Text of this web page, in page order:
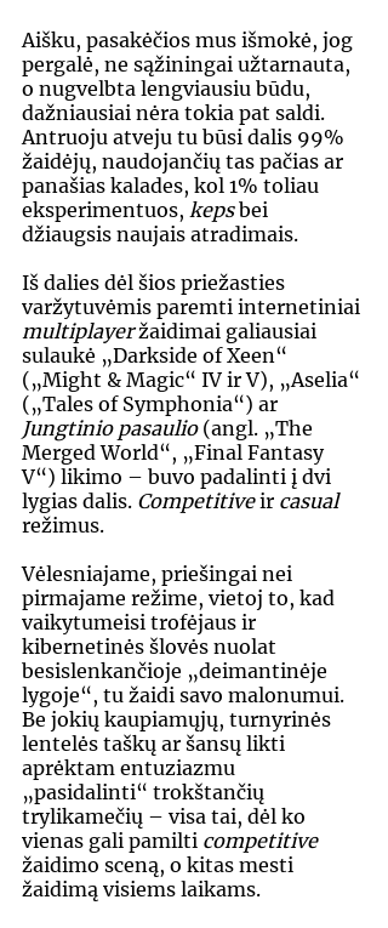
Aišku, pasakėčios mus išmokė, jog
pergalė, ne sąžiningai užtarnauta,
o nugvelbta lengviausiu būdu,
dažniausiai nėra tokia pat saldi.
Antruoju atveju tu būsi dalis 99%
žaidėjų, naudojančių tas pačias ar
panašias kalades, kol 1% toliau
eksperimentuos, keps bei
džiaugsis naujais atradimais.
Iš dalies dėl šios priežasties
varžytuvėmis paremti internetiniai
multiplayer žaidimai galiausiai
sulaukė „Darkside of Xeen“
(„Might & Magic“ IV ir V), „Aselia“
(„Tales of Symphonia“) ar
Jungtinio pasaulio (angl. „The
Merged World“, „Final Fantasy
V“) likimo – buvo padalinti į dvi
lygias dalis. Competitive ir casual
režimus.
Vėlesniajame, priešingai nei
pirmajame režime, vietoj to, kad
vaikytumeisi trofėjaus ir
kibernetinės šlovės nuolat
besislenkančioje „deimantinėje
lygoje“, tu žaidi savo malonumui.
Be jokių kaupiamųjų, turnyrinės
lentelės taškų ar šansų likti
aprėktam entuziazmu
„pasidalinti“ trokštančių
trylikamečių – visa tai, dėl ko
vienas gali pamilti competitive
žaidimo sceną, o kitas mesti
žaidimą visiems laikams.